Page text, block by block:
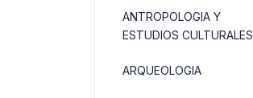
ANTROPOLOGIA Y
ESTUDIOS CULTURALES
ARQUEOLOGIA